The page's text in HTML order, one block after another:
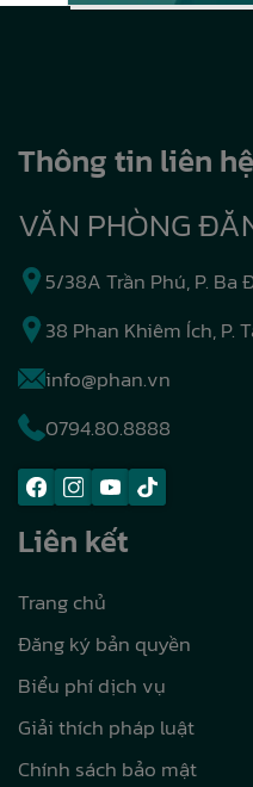
Thông tin liên hệ
VĂN PHÒNG
5/38A Trần Phú, P. Ba
38 Phan Khiêm Ích, P.
info@phan.vn
0794.80.8888
Liên kết
Trang chủ
Đăng ký bản quyền
Biểu phí dịch vụ
Giải thích pháp luật
Chính sách bảo mật